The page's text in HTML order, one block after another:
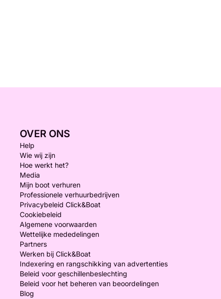
OVER ONS
Help
Wie wij zijn
Hoe werkt het?
Media
Mijn boot verhuren
Professionele verhuurbedrijven
Privacybeleid Click&Boat
Cookiebeleid
Algemene voorwaarden
Wettelijke mededelingen
Partners
Werken bij Click&Boat
Indexering en rangschikking van advertenties
Beleid voor geschillenbeslechting
Beleid voor het beheren van beoordelingen
Blog